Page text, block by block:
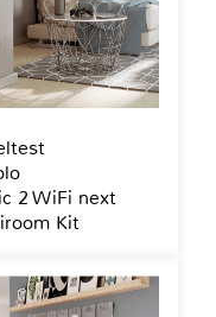
2 WiFi next
Kit